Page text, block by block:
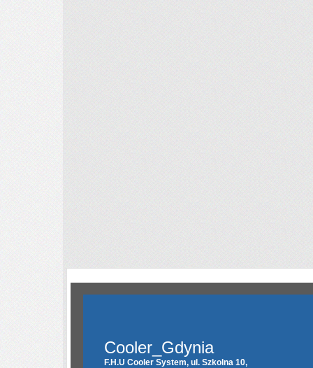
Cooler_Gdynia
F.H.U Cooler System, ul. Szkolna 10,